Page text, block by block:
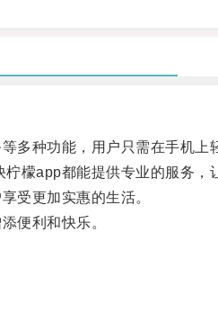
种功能，用户只需在手机上
app都能提供专业的服务，
受更加实惠的生活。
便利和快乐。